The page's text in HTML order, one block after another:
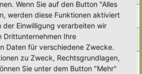
Beitrag springen
springen
« Mi 21. Jun 2023, 12:36
«Mo 5. Jun 2023, 10:38
Wenn Sie auf den Button "Alles
werden diese Funktionen aktiviert
der Einwilligung verarbeiten wir
Drittunternehmen Ihre
Daten für verschiedene Zwecke.
zu Zweck, Rechtsgrundlagen,
Sie unter dem Button "Mehr"